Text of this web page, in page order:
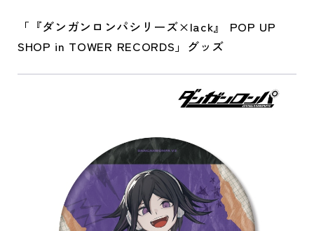
「『ダンガンロンパシリーズ×lack』 POP UP
SHOP in TOWER RECORDS」グッズ